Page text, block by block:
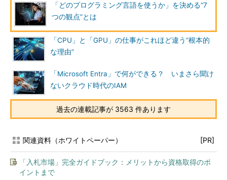
「どのプログラミング言語を使うか」を決める“7
つの観点”とは
「CPU」と「GPU」の仕事がこれほど違う“根本的
な理由”
「Microsoft Entra」で何ができる？ いまさら聞け
ないクラウド時代のIAM
過去の連載記事が 3563 件あります
関連資料（ホワイトペーパー） [PR]
「入札市場」完全ガイドブック：メリットから資格取得のポ
イントまで